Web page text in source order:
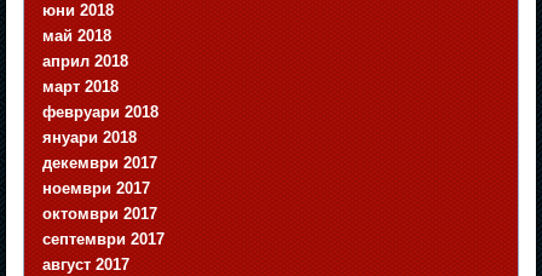
юни 2018
май 2018
април 2018
март 2018
февруари 2018
януари 2018
декември 2017
ноември 2017
октомври 2017
септември 2017
август 2017